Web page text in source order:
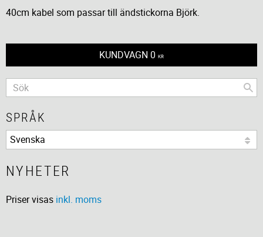
40cm kabel som passar till ändstickorna Björk.
KUNDVAGN 0 KR
SPRÅK
NYHETER
Priser visas inkl. moms